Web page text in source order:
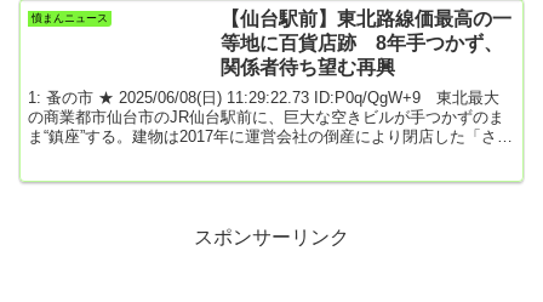
かねない"爆弾"もくすぶる。それが、世界平和統一家庭連合（旧統一
教会）の内部文書の存在だ。【文書を入手】旧統一教会の政界工作
憤まんニュース
【仙台駅前】東北路線価最高の一
等地に百貨店跡 8年手つかず、
関係者待ち望む再興
1: 蚤の市 ★ 2025/06/08(日) 11:29:22.73 ID:P0q/QgW+9 東北最大
の商業都市仙台市のJR仙台駅前に、巨大な空きビルが手つかずのま
ま“鎮座”する。建物は2017年に運営会社の倒産により閉店した「さく
仙台市青葉区のメインス...スポンサーリンク